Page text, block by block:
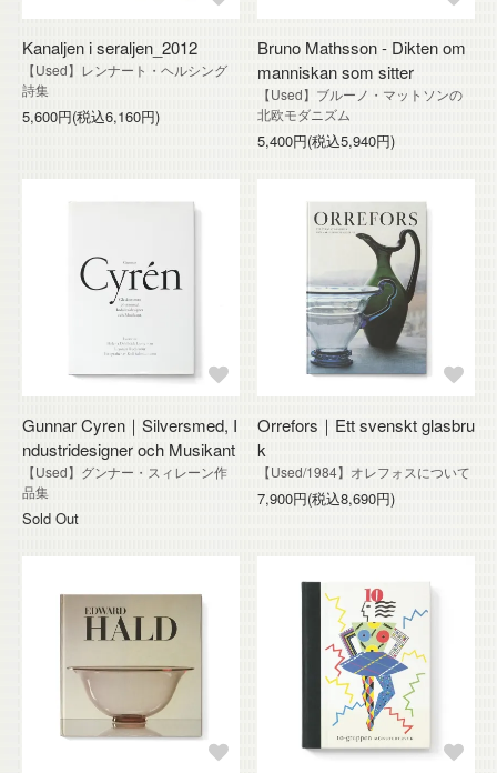
Kanaljen i seraljen_2012
【Used】レンナート・ヘルシング
詩集
5,600円(税込6,160円)
Bruno Mathsson - Dikten om
manniskan som sitter
【Used】ブルーノ・マットソンの
北欧モダニズム
5,400円(税込5,940円)
Gunnar Cyren｜Silversmed, I
ndustridesigner och Musikant
【Used】グンナー・スィレーン作
品集
Sold Out
Orrefors｜Ett svenskt glasbru
k
【Used/1984】オレフォスについて
7,900円(税込8,690円)